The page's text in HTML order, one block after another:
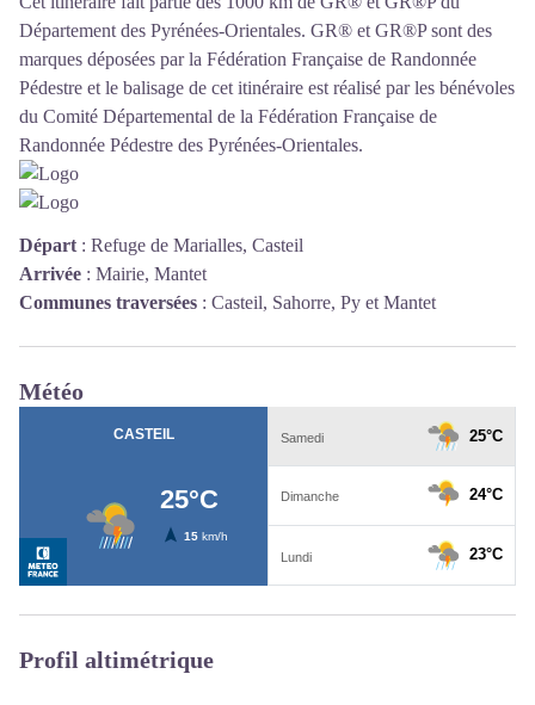
Département des Pyrénées-Orientales. GR® et GR®P sont des
marques déposées par la Fédération Française de Randonnée
Pédestre et le balisage de cet itinéraire est réalisé par les bénévoles
du Comité Départemental de la Fédération Française de
Randonnée Pédestre des Pyrénées-Orientales.
Départ : Refuge de Marialles, Casteil
Arrivée : Mairie, Mantet
Communes traversées : Casteil, Sahorre, Py et Mantet
Météo
Profil altimétrique